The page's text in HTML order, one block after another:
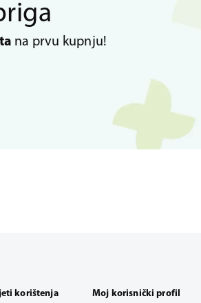
na prvu kupnju!
korištenja Moj korisnički profil